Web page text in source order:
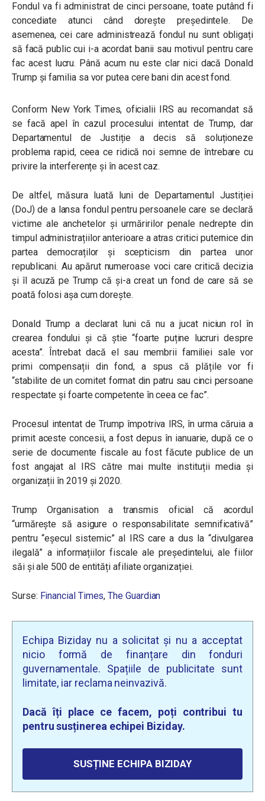
Fondul va fi administrat de cinci persoane, toate putând fi
concediate atunci când dorește președintele. De
asemenea, cei care administrează fondul nu sunt obligați
să facă public cui i-a acordat banii sau motivul pentru care
fac acest lucru. Până acum nu este clar nici dacă Donald
Trump și familia sa vor putea cere bani din acest fond.
Conform New York Times, oficialii IRS au recomandat să
se facă apel în cazul procesului intentat de Trump, dar
Departamentul de Justiție a decis să soluționeze
problema rapid, ceea ce ridică noi semne de întrebare cu
privire la interferențe și în acest caz.
De altfel, măsura luată luni de Departamentul Justiției
(DoJ) de a lansa fondul pentru persoanele care se declară
victime ale anchetelor și urmăririlor penale nedrepte din
timpul administrațiilor anterioare a atras critici puternice din
partea democraților și scepticism din partea unor
republicani. Au apărut numeroase voci care critică decizia
și îl acuză pe Trump că și-a creat un fond de care să se
poată folosi așa cum dorește.
Donald Trump a declarat luni că nu a jucat niciun rol în
crearea fondului și că știe “foarte puține lucruri despre
acesta”. Întrebat dacă el sau membrii familiei sale vor
primi compensații din fond, a spus că plățile vor fi
“stabilite de un comitet format din patru sau cinci persoane
respectate și foarte competente în ceea ce fac”.
Procesul intentat de Trump împotriva IRS, în urma căruia a
primit aceste concesii, a fost depus în ianuarie, după ce o
serie de documente fiscale au fost făcute publice de un
fost angajat al IRS către mai multe instituții media și
organizații în 2019 și 2020.
Trump Organisation a transmis oficial că acordul
“urmărește să asigure o responsabilitate semnificativă”
pentru “eșecul sistemic” al IRS care a dus la “divulgarea
ilegală” a informațiilor fiscale ale președintelui, ale fiilor
săi și ale 500 de entități afiliate organizației.
Surse: Financial Times,The Guardian
Echipa Biziday nu a solicitat și nu a acceptat
nicio formă de finanțare din fonduri
guvernamentale. Spațiile de publicitate sunt
limitate, iar reclama neinvazivă.
Dacă îți place ce facem, poți contribui tu
pentru susținerea echipei Biziday.
SUSȚINE ECHIPA BIZIDAY